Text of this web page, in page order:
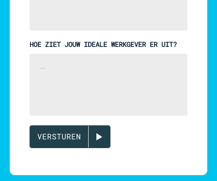
HOE ZIET JOUW IDEALE WERKGEVER ER UIT?
VERSTUREN